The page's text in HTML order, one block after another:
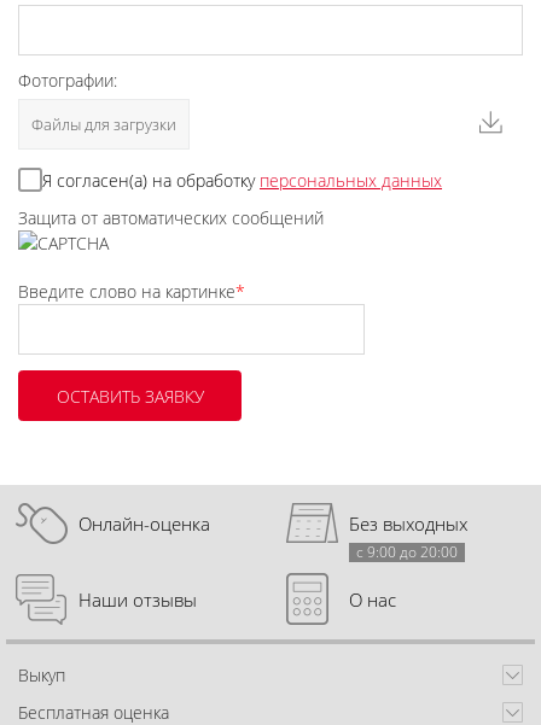
Фотографии:
Файлы для загрузки
Я согласен(а) на обработку персональных данных
Защита от автоматических сообщений
Введите слово на картинке*
Онлайн-оценка Без выходных
с 9:00 до 20:00
Наши отзывы О нас
Выкуп
Бесплатная оценка